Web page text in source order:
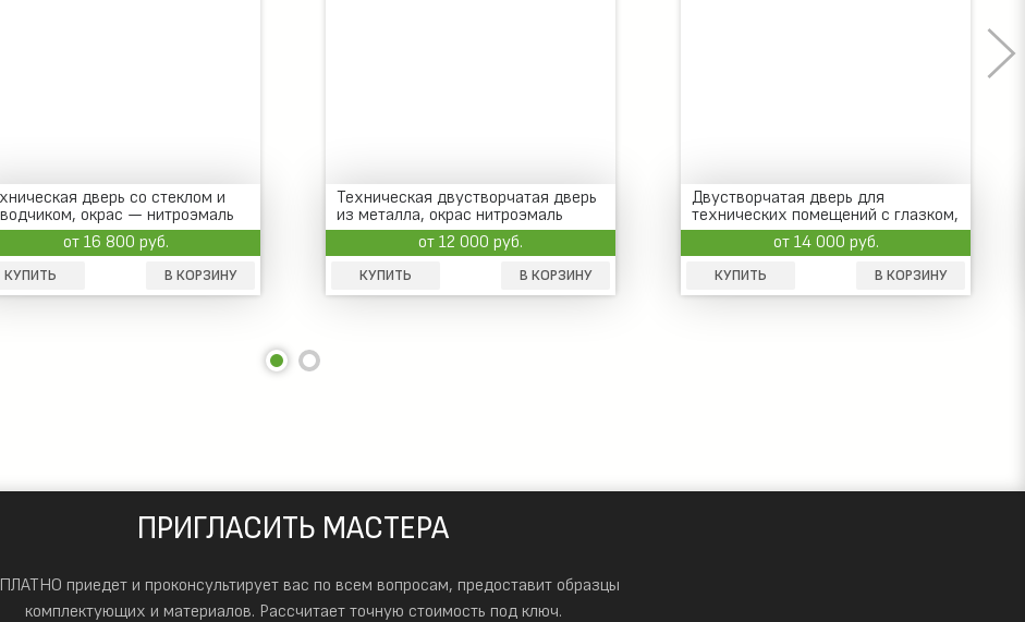
дверь со стеклом и
окрас — нитроэмаль
от 16 800 руб.
КУПИТЬ В КОРЗИНУ
Техническая двустворчатая дверь
из металла, окрас нитроэмаль
от 12 000 руб.
КУПИТЬ В КОРЗИНУ
Двустворчатая дверь для
технических помещений с глазком,
окрас нитроэмальот 14 000 руб.
КУПИТЬ В КОРЗИНУ
ПРИГЛАСИТЬ МАСТЕРА
приедет и проконсультирует вас по всем вопросам, предоставит образцы
комплектующих и материалов. Рассчитает точную стоимость под ключ.